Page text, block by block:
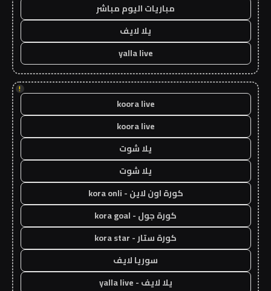
مباريات اليوم مباشر
يلا لايف
yalla live
!
koora live
koora live
يلا شوت
يلا شوت
كورة اون لاين - kora onli
كورة جول - kora goal
كورة ستار - kora star
سوريا لايف
يلا لايف - yalla live